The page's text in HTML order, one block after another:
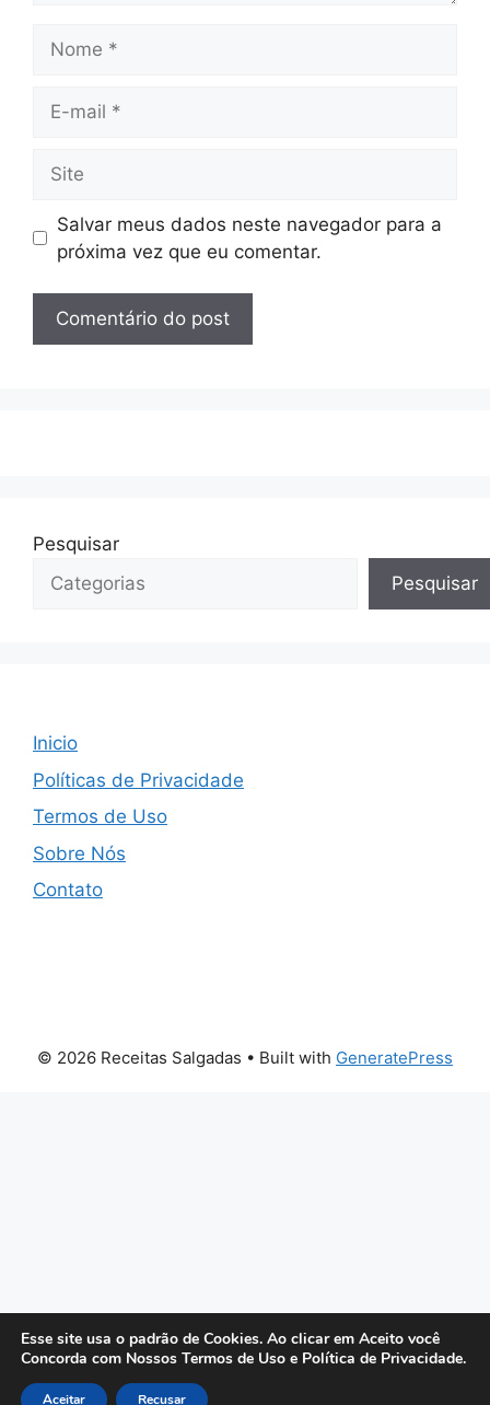
mail
Salvar meus dados neste navegador para a
próxima vez que eu comentar.
Pesquisar
Pesquisar
Inicio
Políticas de Privacidade
Termos de Uso
Sobre Nós
Contato
© 2026 Receitas Salgadas • Built with GeneratePress
Esse site usa o padrão de Cookies. Ao clicar em Aceito você
Concorda com Nossos Termos de Uso e Política de Privacidade.
Aceitar Recusar